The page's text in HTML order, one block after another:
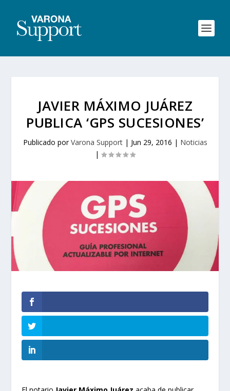
JAVIER MÁXIMO JUÁREZ
PUBLICA ‘GPS SUCESIONES’
Publicado porVarona Support| Jun 29, 2016 | Noticias
|